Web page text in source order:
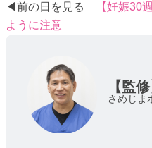
◀前の日を見る
【妊娠30
ように注意
【監修
さめじま